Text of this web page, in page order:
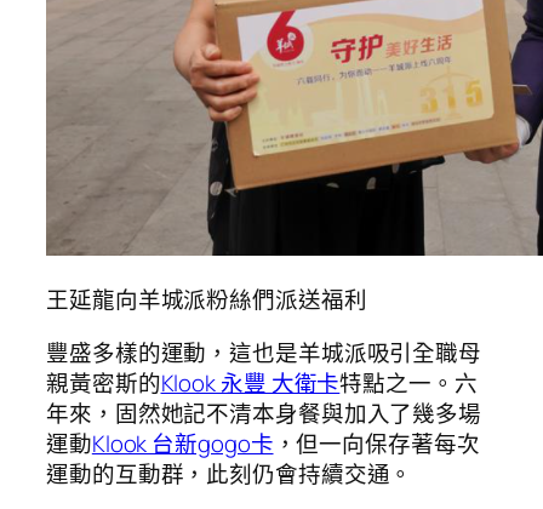
王延龍向羊城派粉絲們派送福利
豐盛多樣的運動，這也是羊城派吸引全職母
親黃密斯的Klook 永豐 大衛卡特點之一。六
年來，固然她記不清本身餐與加入了幾多場
運動Klook 台新gogo卡 ，但一向保存著每次
運動的互動群，此刻仍會持續交通。